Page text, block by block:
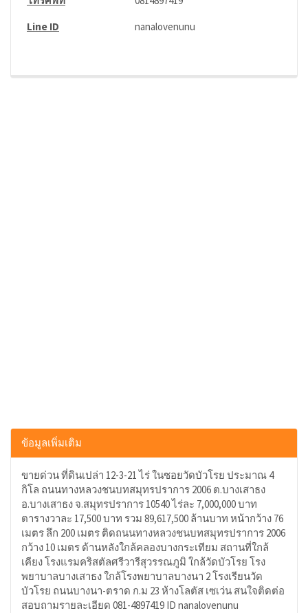
Line ID
nanalovenunu
ข้อมูลเพิ่มเติม
ขายด่วน ที่ดินเปล่า 12-3-21 ไร่ ในซอยวัดบัวโรย ประมาณ 4
กิโล ถนนทางหลวงชนบทสมุทรปราการ 2006 ต.บางเสาธง
อ.บางเสาธง จ.สมุทรปราการ 10540 ไร่ละ 7,000,000 บาท
ตารางวาละ 17,500 บาท รวม 89,617,500 ล้านบาท หน้ากว้าง 76
เมตร ลึก 200 เมตร ติดถนนทางหลวงชนบทสมุทรปราการ 2006
กว้าง 10 เมตร ด้านหลังใกล้คลองบางกระเทียม สถานที่ใกล้
เคียง โรงแรมคริสตัลศรีวารีสุวรรณภูมิ ใกล้วัดบัวโรย โรง
พยาบาลบางเสาธง ใกล้โรงพยาบาลบางนา 2 โรงเรียนวัด
บัวโรย ถนนบางนา-ตราด ก.ม 23 ห้างโลตัส เซเว่น สนใจติดต่อ
สอบถามรายละเอียด 081-4897419 ID nanalovenunu